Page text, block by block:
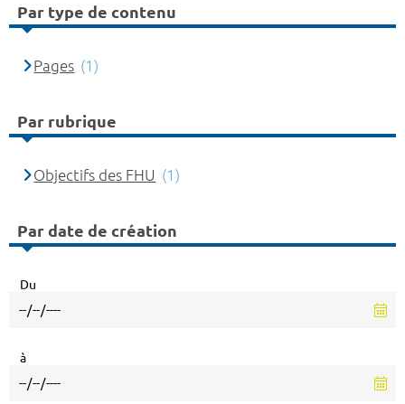
Par type de contenu
Pages (1)
Par rubrique
Objectifs des FHU (1)
Par date de création
Du
à